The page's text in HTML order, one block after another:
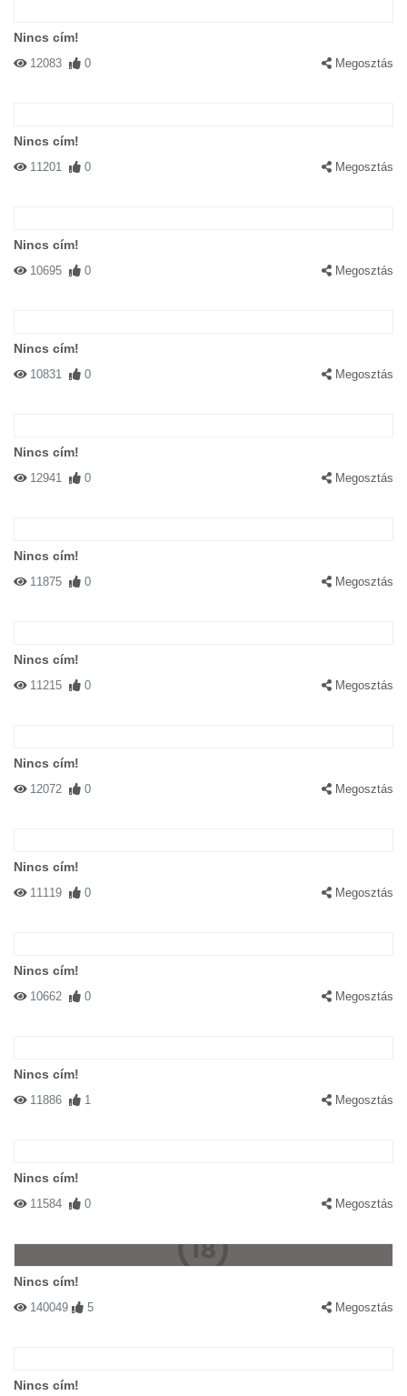
Nincs cím!
12083 0 Megosztás
Nincs cím!
11201 0 Megosztás
Nincs cím!
10695 0 Megosztás
Nincs cím!
10831 0 Megosztás
Nincs cím!
12941 0 Megosztás
Nincs cím!
11875 0 Megosztás
Nincs cím!
11215 0 Megosztás
Nincs cím!
12072 0 Megosztás
Nincs cím!
11119 0 Megosztás
Nincs cím!
10662 0 Megosztás
Nincs cím!
11886 1 Megosztás
Nincs cím!
11584 0 Megosztás
Nincs cím!
140049 5 Megosztás
Nincs cím!